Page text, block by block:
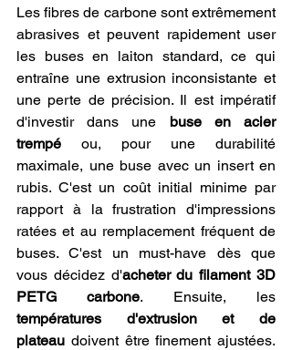
Les fibres de carbone sont extrêmement
abrasives et peuvent rapidement user
les buses en laiton standard, ce qui
entraîne une extrusion inconsistante et
une perte de précision. Il est impératif
d'investir dans une buse en acier
trempé ou, pour une durabilité
maximale, une buse avec un insert en
rubis. C'est un coût initial minime par
rapport à la frustration d'impressions
ratées et au remplacement fréquent de
buses. C'est un must-have dès que
vous décidez d'acheter du filament 3D
PETG carbone
températures d'extrusion et de
plateau doivent être finement ajustées.